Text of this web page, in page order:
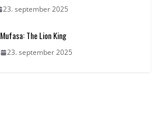
23. september 2025
Mufasa: The Lion King
23. september 2025